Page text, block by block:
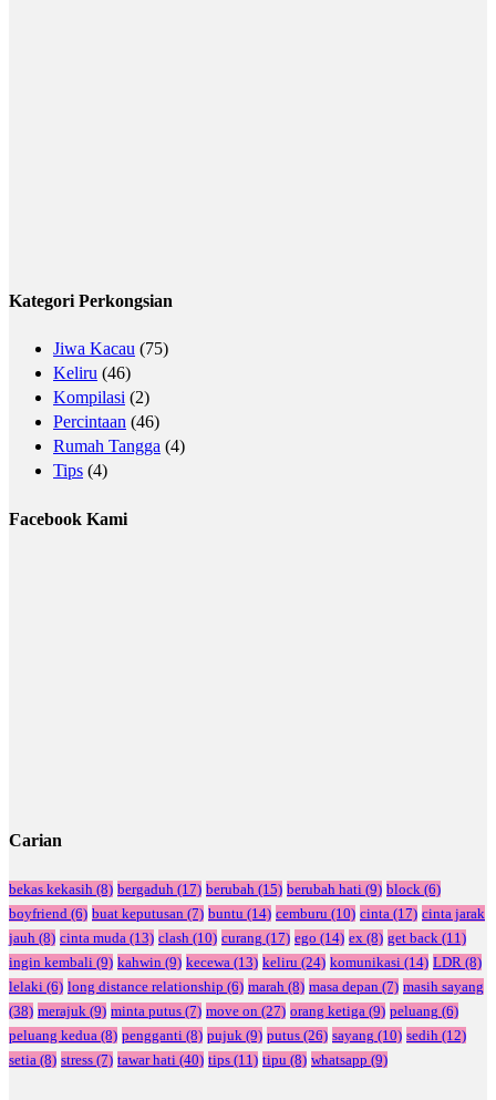
Kategori Perkongsian
Jiwa Kacau (75)
Keliru (46)
Kompilasi (2)
Percintaan (46)
Rumah Tangga (4)
Tips (4)
Facebook Kami
Carian
bekas kekasih (8) bergaduh (17) berubah (15) berubah hati (9) block (6)
boyfriend (6) buat keputusan (7) buntu (14) cemburu (10) cinta (17) cinta jarak
jauh (8) cinta muda (13) clash (10) curang (17) ego (14) ex (8) get back (11)
ingin kembali (9) kahwin (9) kecewa (13) keliru (24) komunikasi (14) LDR (8)
lelaki (6) long distance relationship (6) marah (8) masa depan (7) masih sayang
(38) merajuk (9) minta putus (7) move on (27) orang ketiga (9) peluang (6)
peluang kedua (8) pengganti (8) pujuk (9) putus (26) sayang (10) sedih (12)
setia (8) stress (7) tawar hati (40) tips (11) tipu (8) whatsapp (9)